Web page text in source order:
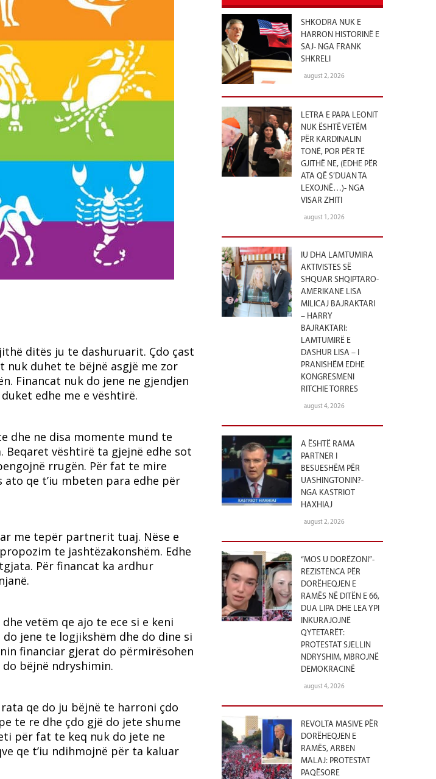
ditës ju te dashuruarit. Çdo çast
nuk duhet te bëjnë asgjë me zor
Financat nuk do jene ne gjendjen
edhe me e vështirë.
dhe ne disa momente mund te
vështirë ta gjejnë edhe sot
rrugën. Për fat te mire
qe t’iu mbeten para edhe për
me tepër partnerit tuaj. Nëse e
te jashtëzakonshëm. Edhe
Për financat ka ardhur
vetëm qe ajo te ece si e keni
jene te logjikshëm dhe do dine si
financiar gjerat do përmirësohen
bëjnë ndryshimin.
qe do ju bëjnë te harroni çdo
te re dhe çdo gjë do jete shume
për fat te keq nuk do jete ne
qe t’iu ndihmojnë për ta kaluar
SHKODRA NUK E
HARRON HISTORINË E
SAJ- NGA FRANK
SHKRELI
august 2, 2026
LETRA E PAPA LEONIT
NUK ËSHTË VETËM
PËR KARDINALIN
TONË, POR PËR TË
GJITHË NE, (EDHE PËR
ATA QË S’DUAN TA
LEXOJNË…)- NGA
VISAR ZHITI
august 1, 2026
IU DHA LAMTUMIRA
AKTIVISTES SË
SHQUAR SHQIPTARO-
AMERIKANE LISA
MILICAJ BAJRAKTARI
– HARRY
BAJRAKTARI:
LAMTUMIRË E
DASHUR LISA – I
PRANISHËM EDHE
KONGRESMENI
RITCHIE TORRES
august 4, 2026
A ËSHTË RAMA
PARTNER I
BESUESHËM PËR
UASHINGTONIN?-
NGA KASTRIOT
HAXHIAJ
august 2, 2026
“MOS U DORËZONI”-
REZISTENCA PËR
DORËHEQJEN E
RAMËS NË DITËN E 66,
DUA LIPA DHE LEA YPI
INKURAJOJNË
QYTETARËT:
PROTESTAT SJELLIN
NDRYSHIM, MBROJNË
DEMOKRACINË
august 4, 2026
REVOLTA MASIVE PËR
DORËHEQJEN E
RAMËS, ARBEN
MALAJ: PROTESTAT
PAQËSORE